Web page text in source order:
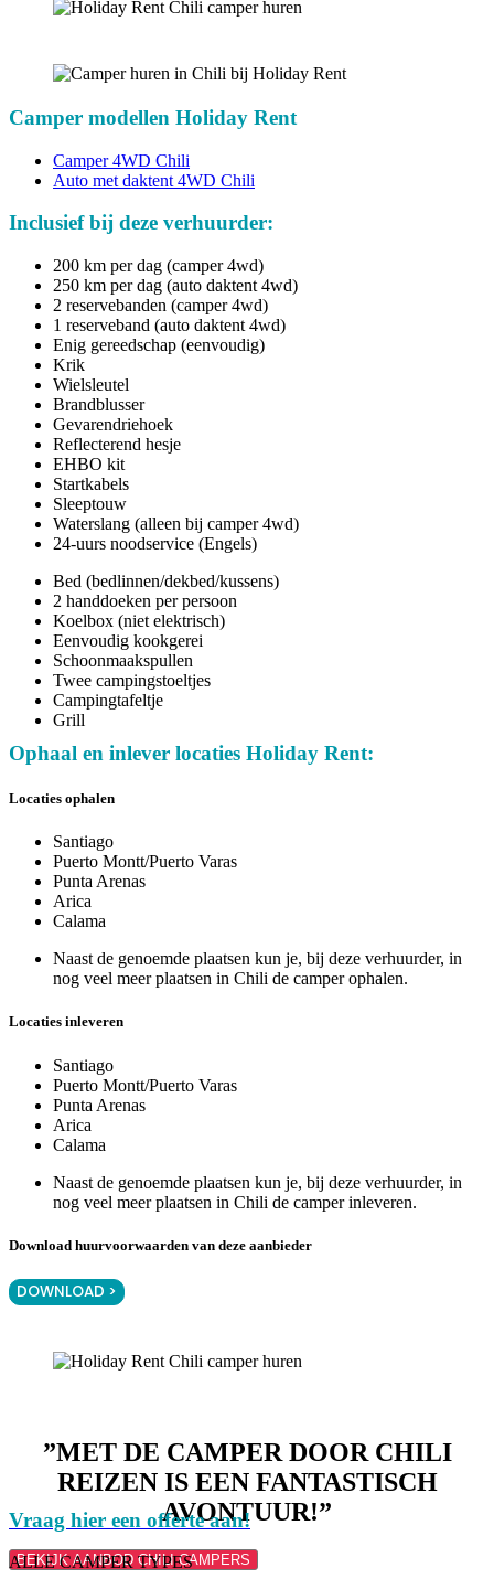
Camper modellen Holiday Rent
Camper 4WD Chili
Auto met daktent 4WD Chili
Inclusief bij deze verhuurder:
200 km per dag (camper 4wd)
250 km per dag (auto daktent 4wd)
2 reservebanden (camper 4wd)
1 reserveband (auto daktent 4wd)
Enig gereedschap (eenvoudig)
Krik
Wielsleutel
Brandblusser
Gevarendriehoek
Reflecterend hesje
EHBO kit
Startkabels
Sleeptouw
Waterslang (alleen bij camper 4wd)
24-uurs noodservice (Engels)
Bed (bedlinnen/dekbed/kussens)
2 handdoeken per persoon
Koelbox (niet elektrisch)
Eenvoudig kookgerei
Schoonmaakspullen
Twee campingstoeltjes
Campingtafeltje
Grill
Ophaal en inlever locaties Holiday Rent:
Locaties ophalen
Santiago
Puerto Montt/Puerto Varas
Punta Arenas
Arica
Calama
Naast de genoemde plaatsen kun je, bij deze verhuurder, in
nog veel meer plaatsen in Chili de camper ophalen.
Locaties inleveren
Santiago
Puerto Montt/Puerto Varas
Punta Arenas
Arica
Calama
Naast de genoemde plaatsen kun je, bij deze verhuurder, in
nog veel meer plaatsen in Chili de camper inleveren.
Download huurvoorwaarden van deze aanbieder
DOWNLOAD >
”MET DE CAMPER DOOR CHILI
REIZEN IS EEN FANTASTISCH
AVONTUUR!”
BEKIJK AANBOD CHILI CAMPERS
Vraag hier een offerte aan!
ALLE CAMPER TYPES